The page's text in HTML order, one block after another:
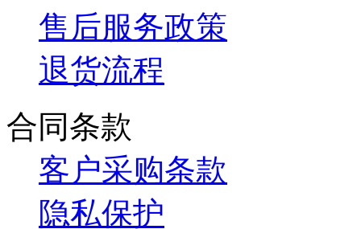
售后服务政策
退货流程
合同条款
客户采购条款
隐私保护